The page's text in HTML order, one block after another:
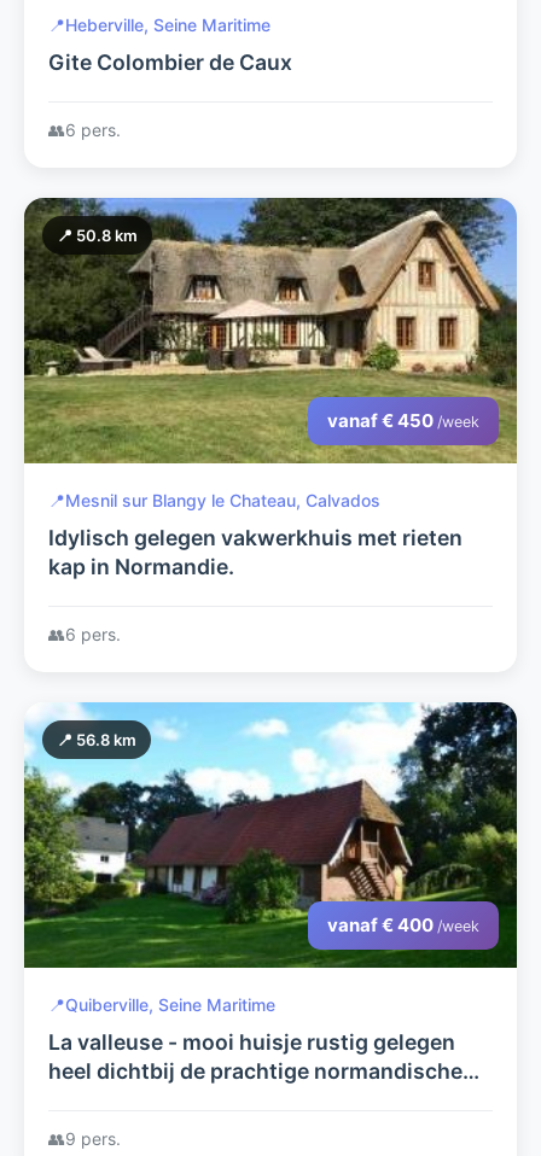
📍Heberville, Seine Maritime
Gite Colombier de Caux
👥6 pers.
📍 50.8 km
vanaf € 450 /week
📍Mesnil sur Blangy le Chateau, Calvados
Idylisch gelegen vakwerkhuis met rieten
kap in Normandie.
👥6 pers.
📍 56.8 km
vanaf € 400 /week
📍Quiberville, Seine Maritime
La valleuse - mooi huisje rustig gelegen
heel dichtbij de prachtige normandische
👥9 pers.